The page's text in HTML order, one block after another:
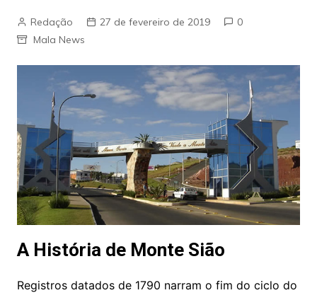
Redação 27 de fevereiro de 2019
0
Mala News
A História de Monte Sião
Registros datados de 1790 narram o fim do ciclo do